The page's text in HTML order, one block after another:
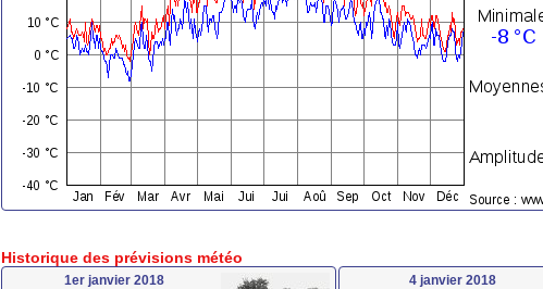
Historique des prévisions météo
1er janvier 2018
4 janvier 2018